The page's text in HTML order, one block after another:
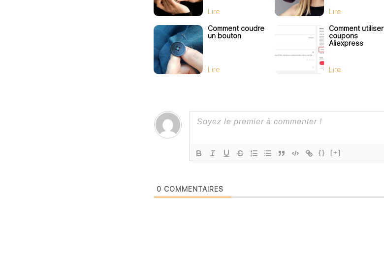
Lire Lire
Comment coudre
un bouton
Lire
Comment utiliser
coupons
Aliexpress
Lire
{} [+]
0 COMMENTAIRES